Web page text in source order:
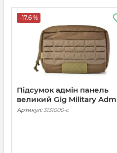
-17.6 %
Підсумок адмін панель
великий Gig Military
Cordura 1000. Койот
Артикул:3131000-c